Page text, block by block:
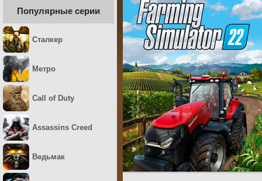
Популярные серии
Сталкер
Метро
Call of Duty
Assassins Creed
Ведьмак